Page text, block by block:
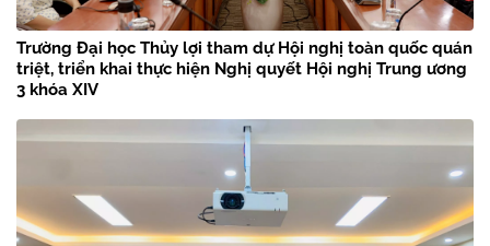
Trường Đại học Thủy lợi tham dự Hội nghị toàn quốc quán
triệt, triển khai thực hiện Nghị quyết Hội nghị Trung ương
3 khóa XIV